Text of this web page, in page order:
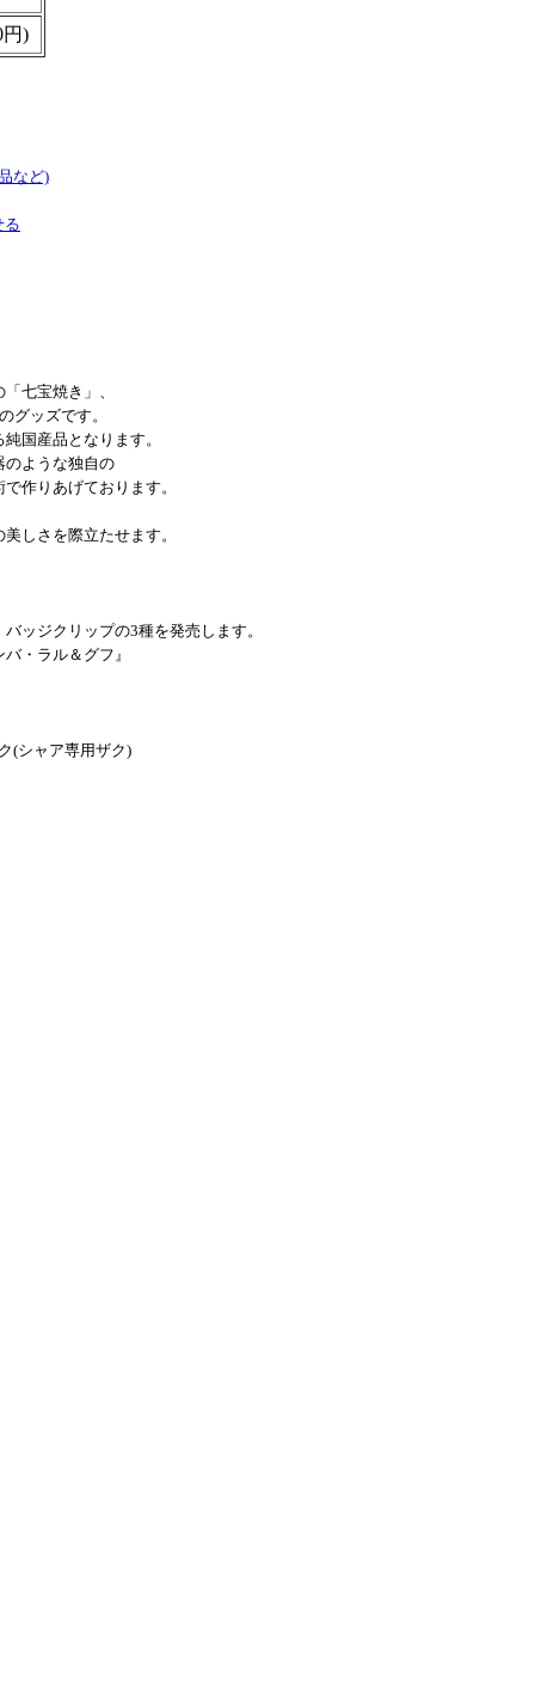
円)
など)
る
七宝焼き」、
グッズです。
国産品となります。
のような独自の
作りあげております。
しさを際立たせます。
ッジクリップの3種を発売します。
・ラル＆グフ』
(シャア専用ザク)